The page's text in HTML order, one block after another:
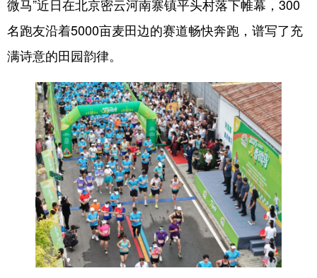
健康 军事 访谈 视频
图片 中央文件 金融 汽车
溯源中国 城市 旅游 能源
会展 彩票 娱乐 时尚
悦读 公益 书画 一带一路
亚太网 上市公司 投教基地
地方频道
微马”近日在北京密云河南寨镇平头村落下帷幕，300
名跑友沿着5000亩麦田边的赛道畅快奔跑，谱写了充
满诗意的田园韵律。